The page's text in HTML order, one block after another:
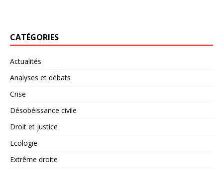
CATÉGORIES
Actualités
Analyses et débats
Crise
Désobéissance civile
Droit et justice
Ecologie
Extrême droite